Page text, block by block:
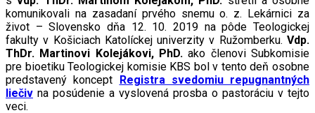
komunikovali na zasadaní prvého snemu o. z. Lekárnici za
život – Slovensko dňa 12. 10. 2019 na pôde Teologickej
fakulty v Košiciach Katolíckej univerzity v Ružomberku. Vdp.
ThDr. Martinovi Kolejákovi, PhD.ako členovi Subkomisie
pre bioetiku Teologickej komisie KBS bol v tento deň osobne
predstavený koncept Registra svedomiu repugnantných
liečiv na posúdenie a vyslovená prosba o pastoráciu v tejto
veci.